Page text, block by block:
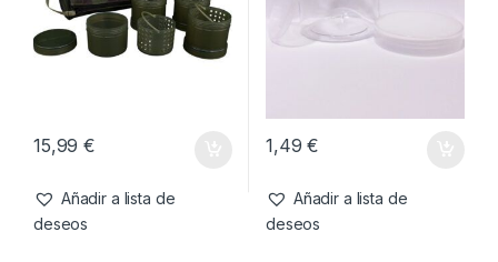
También te recomendamos…
Cebado ,Cubos Botes
RidgeMonkey Estuche
Cebado,
Bote para Hookbaits con